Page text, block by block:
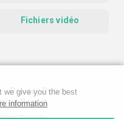
Fichiers vidéo
Privacy Policy
Report
we give you the best
information